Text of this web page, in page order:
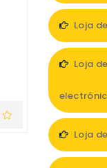
Loja
Loja
Loja